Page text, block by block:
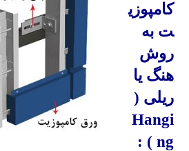
کامپوزی
ت به
روش
هنگ یا
ریلی (
Hangi
ng
) :